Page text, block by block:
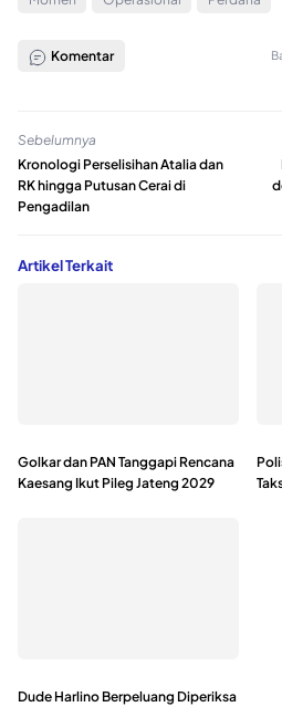
Komentar
Sebelumnya
Kronologi Perselisihan Atalia dan
RK hingga Putusan Cerai di
Pengadilan
Artikel Terkait
Golkar dan PAN Tanggapi Rencana
Kaesang Ikut Pileg Jateng 2029
Dude Harlino Berpeluang Diperiksa